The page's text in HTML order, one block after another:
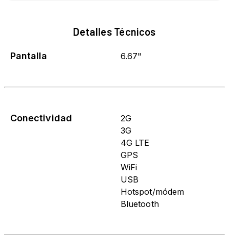
Detalles Técnicos
Pantalla 6.67"
Conectividad
2G
3G
4G LTE
GPS
WiFi
USB
Hotspot/módem
Bluetooth